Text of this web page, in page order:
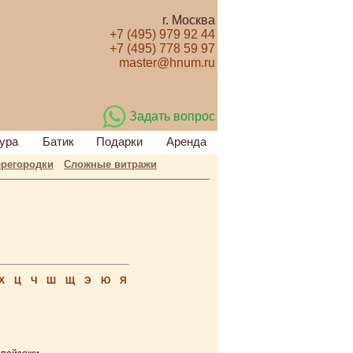
г. Москва
+7 (495) 979 92 44
+7 (495) 778 59 97
master@hnum.ru
Задать вопрос
Батик Подарки Аренда
Сложные витражи
Ц Ч Ш Щ Э Ю Я